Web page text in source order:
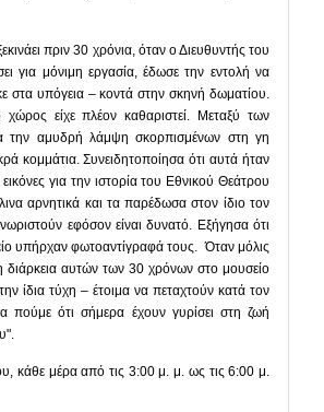
πριν 30 χρόνια, όταν ο Διευθυντής του
για μόνιμη εργασία, έδωσε την εντολή να
στα υπόγεια – κοντά στην σκηνή δωματίου.
είχε πλέον καθαριστεί. Μεταξύ των
την αμυδρή λάμψη σκορπισμένων στη γη
κομμάτια. Συνειδητοποίησα ότι αυτά ήταν
για την ιστορία του Εθνικού Θεάτρου
αρνητικά και τα παρέδωσα στον ίδιο τον
εφόσον είναι δυνατό. Εξήγησα ότι
υπήρχαν φωτοαντίγραφά τους. Όταν μόλις
διάρκεια αυτών των 30 χρόνων στο μουσείο
ίδια τύχη – έτοιμα να πεταχτούν κατά τον
ότι σήμερα έχουν γυρίσει στη ζωή
κάθε μέρα από τις 3:00 μ. μ. ως τις 6:00 μ.